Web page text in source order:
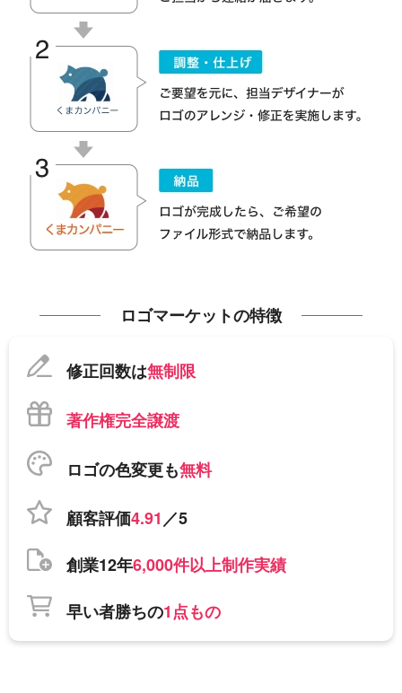
ロゴマーケットの特徴
修正回数は無制限
著作権完全譲渡
ロゴの色変更も無料
顧客評価4.91／5
創業12年6,000件以上制作実績
早い者勝ちの1点もの